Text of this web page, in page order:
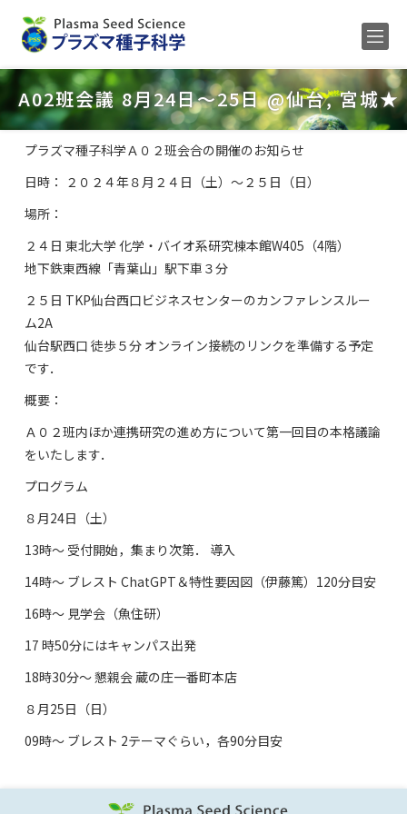
Home
メンバー
研究内容
公募
ENGLISH
A02班会議 8月24日～25日 @仙台, 宮城★
プラズマ種子科学Ａ０２班会合の開催のお知らせ
日時： ２０２４年８月２４日（土）～２５日（日）
場所：
２４日 東北大学 化学・バイオ系研究棟本館W405（4階）
地下鉄東西線「青葉山」駅下車３分
２５日 TKP仙台西口ビジネスセンターのカンファレンスルー
ム2A
仙台駅西口 徒歩５分 オンライン接続のリンクを準備する予定
です．
概要：
Ａ０２班内ほか連携研究の進め方について第一回目の本格議論
をいたします．
プログラム
８月24日（土）
13時～ 受付開始，集まり次第． 導入
14時～ ブレスト ChatGPT＆特性要因図（伊藤篤）120分目安
16時～ 見学会（魚住研）
17 時50分にはキャンパス出発
18時30分～ 懇親会 蔵の庄一番町本店
８月25日（日）
09時～ ブレスト 2テーマぐらい，各90分目安